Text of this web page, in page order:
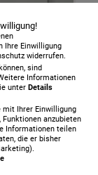
cm, KT
Ihre Einwilligung
widerrufen.
sind
Informationen
unterDetails
mit Ihrer Einwilligung
Funktionen anzubieten
Informationen teilen
die er bisher